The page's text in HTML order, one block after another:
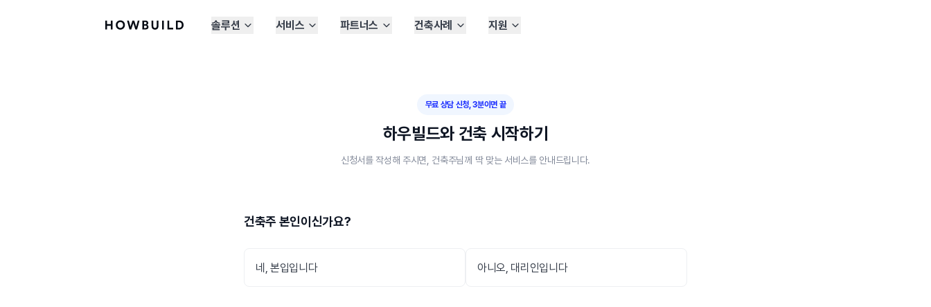
솔루션 서비스 파트너스 건축사례 지원
무료 상담 신청, 3분이면 끝
하우빌드와 건축 시작하기
신청서를 작성해 주시면, 건축주님께 딱 맞는 서비스를 안내드립니다.
건축주 본인이신가요?
네, 본입입니다 아니오, 대리인입니다